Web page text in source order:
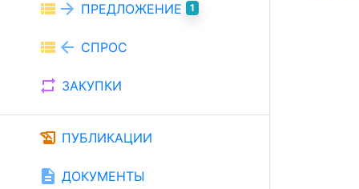
view_list arrow_forward ПРЕДЛОЖЕНИЕ 1
view_list arrow_back СПРОС
repeat ЗАКУПКИ
history_edu ПУБЛИКАЦИИ
description ДОКУМЕНТЫ